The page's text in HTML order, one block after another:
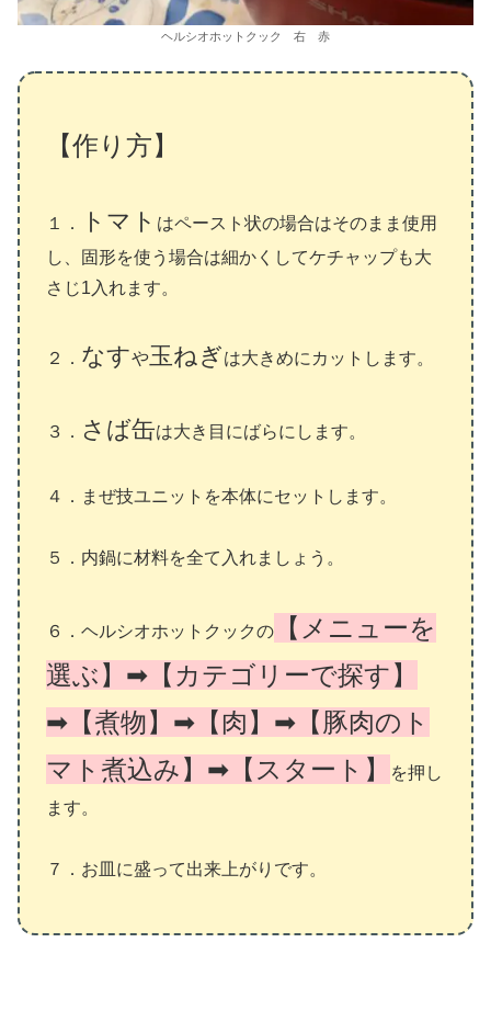
ヘルシオホットクック 右 赤
【作り方】
１． トマト はペースト状の場合はそのまま使用
し、固形を使う場合は細かくしてケチャップも大
さじ1入れます。
２． なすや玉ねぎは大きめにカットします。
３． さば缶は大き目にばらにします。
４．まぜ技ユニットを本体にセットします。
５．内鍋に材料を全て入れましょう。
６．ヘルシオホットクックの
【メニューを
選ぶ】➡【カテゴリーで探す】
➡【煮物】➡【肉】➡【豚肉のト
マト煮込み】➡【スタート】
を押し
ます。
７．お皿に盛って出来上がりです。